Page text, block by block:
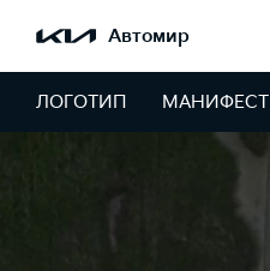
Автомир
ЛОГОТИП МАНИФЕСТ